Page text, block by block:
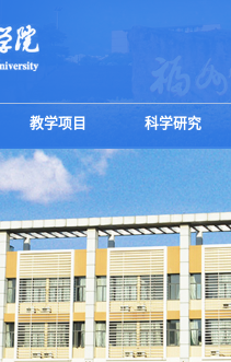
教学项目 科学研究